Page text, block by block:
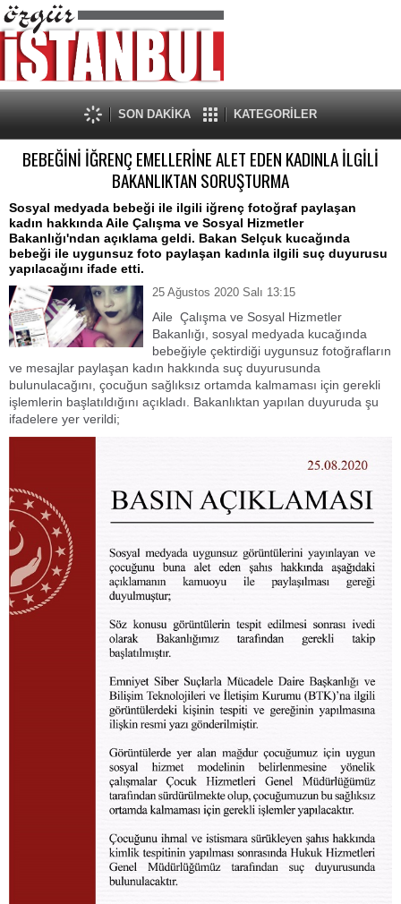
SON DAKİKA KATEGORİLER
BEBEĞİNİ İĞRENÇ EMELLERİNE ALET EDEN KADINLA İLGİLİ
BAKANLIKTAN SORUŞTURMA
Sosyal medyada bebeği ile ilgili iğrenç fotoğraf paylaşan
kadın hakkında Aile Çalışma ve Sosyal Hizmetler
Bakanlığı'ndan açıklama geldi. Bakan Selçuk kucağında
bebeği ile uygunsuz foto paylaşan kadınla ilgili suç duyurusu
yapılacağını ifade etti.
25 Ağustos 2020 Salı 13:15
Aile Çalışma ve Sosyal Hizmetler
Bakanlığı, sosyal medyada kucağında
bebeğiyle çektirdiği uygunsuz fotoğrafların
ve mesajlar paylaşan kadın hakkında suç duyurusunda
bulunulacağını, çocuğun sağlıksız ortamda kalmaması için gerekli
işlemlerin başlatıldığını açıkladı. Bakanlıktan yapılan duyuruda şu
ifadelere yer verildi;